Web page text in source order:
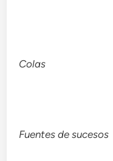
Colas
Fuentes de sucesos